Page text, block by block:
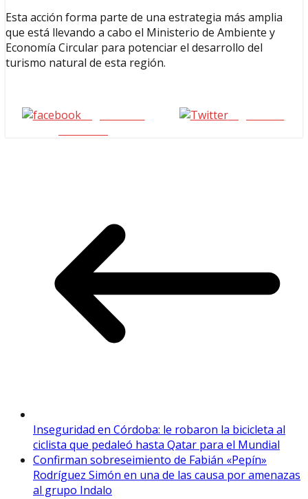
Esta acción forma parte de una estrategia más amplia
que está llevando a cabo el Ministerio de Ambiente y
Economía Circular para potenciar el desarrollo del
turismo natural de esta región.
Seguinos en
seguinos X
Inseguridad en Córdoba: le robaron la bicicleta al
ciclista que pedaleó hasta Qatar para el Mundial
Confirman sobreseimiento de Fabián «Pepín»
Rodríguez Simón en una de las causa por amenazas
al grupo Indalo